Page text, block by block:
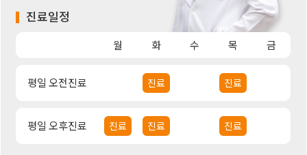
진료일정
월 화 수 목 금
평일 오전진료 진료 진료
평일 오후진료 진료 진료 진료